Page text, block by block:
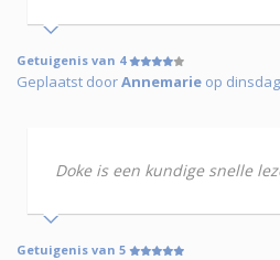
Getuigenis van 4
Geplaatst doorAnnemarie op
Doke is een kundige snelle
Getuigenis van 5